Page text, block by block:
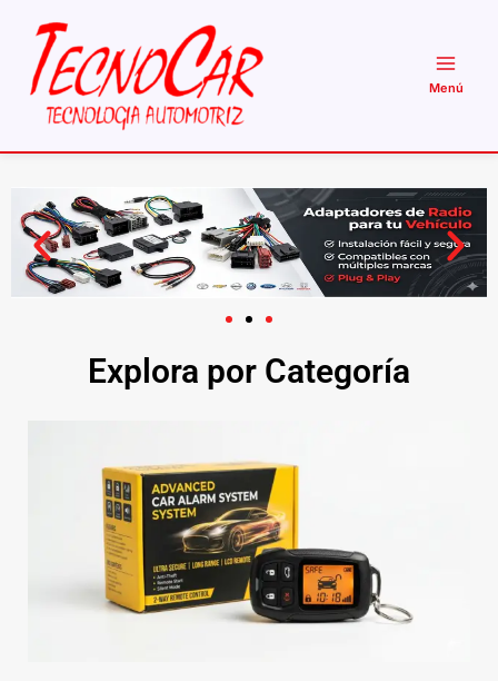
contenido
Explora por Categoría